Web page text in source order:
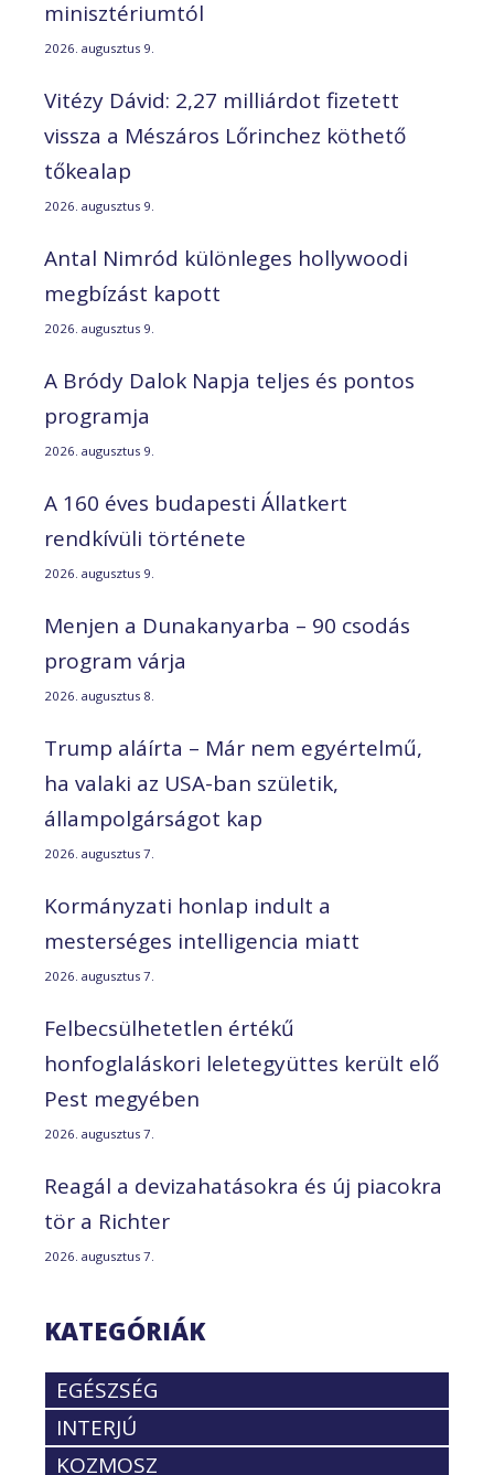
minisztériumtól
2026. augusztus 9.
Vitézy Dávid: 2,27 milliárdot fizetett
vissza a Mészáros Lőrinchez köthető
tőkealap
2026. augusztus 9.
Antal Nimród különleges hollywoodi
megbízást kapott
2026. augusztus 9.
A Bródy Dalok Napja teljes és pontos
programja
2026. augusztus 9.
A 160 éves budapesti Állatkert
rendkívüli története
2026. augusztus 9.
Menjen a Dunakanyarba – 90 csodás
program várja
2026. augusztus 8.
Trump aláírta – Már nem egyértelmű,
ha valaki az USA-ban születik,
állampolgárságot kap
2026. augusztus 7.
Kormányzati honlap indult a
mesterséges intelligencia miatt
2026. augusztus 7.
Felbecsülhetetlen értékű
honfoglaláskori leletegyüttes került elő
Pest megyében
2026. augusztus 7.
Reagál a devizahatásokra és új piacokra
tör a Richter
2026. augusztus 7.
KATEGÓRIÁK
EGÉSZSÉG
INTERJÚ
KOZMOSZ